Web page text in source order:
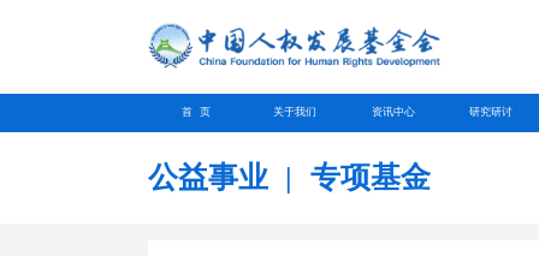
首 页 关于我们 资讯中心 研究研讨
公益事业 | 专项基金